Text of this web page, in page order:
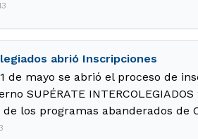
abrió Inscripciones
de mayo se abrió el proceso de
SUPÉRATE
los programas abanderados de